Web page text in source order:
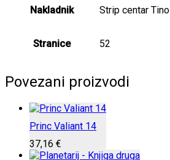
Nakladnik Strip centar Tino
Stranice 52
Povezani proizvodi
Princ Valiant 14
37,16 €